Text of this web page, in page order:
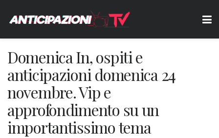
Domenica In, ospiti e
anticipazioni domenica 24
novembre. Vip e
approfondimento su un
importantissimo tema